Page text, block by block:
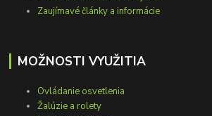
Zaujímavé články a informácie
MOŽNOSTI VYUŽITIA
Ovládanie osvetlenia
Žalúzie a rolety